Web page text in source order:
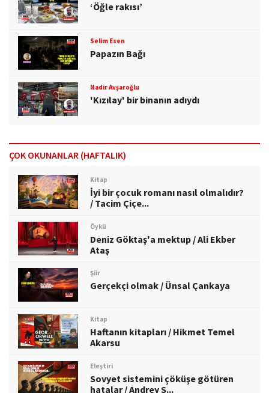
‘Öğle rakısı’
Selim Esen
Papazın Bağı
Nadir Avşaroğlu
'Kızılay' bir binanın adıydı
ÇOK OKUNANLAR (HAFTALIK)
Kitap
İyi bir çocuk romanı nasıl olmalıdır?
/ Tacim Çiçe...
Öykü
Deniz Göktaş'a mektup / Ali Ekber
Ataş
Şiir
Gerçekçi olmak / Ünsal Çankaya
Kitap
Haftanın kitapları / Hikmet Temel
Akarsu
Eleştiri
Sovyet sistemini çöküşe götüren
hatalar / Andrey S...